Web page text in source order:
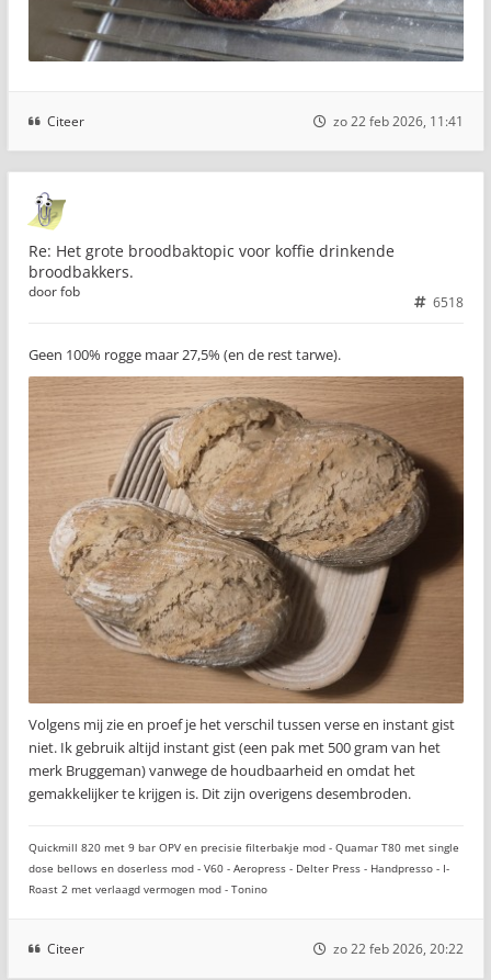
Citeer zo 22 feb 2026, 11:41
Re: Het grote broodbaktopic voor koffie drinkende
broodbakkers.
6518
doorfob
Geen 100% rogge maar 27,5% (en de rest tarwe).
Volgens mij zie en proef je het verschil tussen verse en instant gist
niet. Ik gebruik altijd instant gist (een pak met 500 gram van het
merk Bruggeman) vanwege de houdbaarheid en omdat het
gemakkelijker te krijgen is. Dit zijn overigens desembroden.
Quickmill 820 met 9 bar OPV en precisie filterbakje mod - Quamar T80 met single
dose bellows en doserless mod - V60 - Aeropress - Delter Press - Handpresso - I-
Roast 2 met verlaagd vermogen mod - Tonino
Citeer zo 22 feb 2026, 20:22